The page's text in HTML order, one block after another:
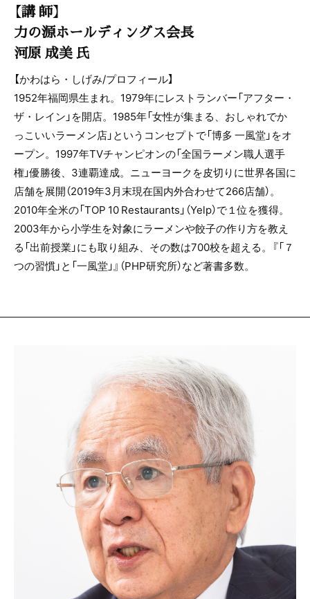
【講 師】
力の源ホールディングス会長
河原 成美 氏
【かわはら・しげみ/プロフィール】
1952年福岡県生まれ。1979年にレストランバー「アフター・
ザ・レイン」を開店。1985年「女性が集まる、おしゃれでか
っこいいラーメン店」というコンセプトで「博多 一風堂」をオ
ープン。1997年TVチャンピオンの「全国ラーメン職人選手
権」優勝後、3連覇達成。ニューヨークを皮切りに世界各国に
店舗を展開（2019年3月末現在国内外合わせて266店舗）。
2010年全米の「TOP 10 Restaurants」（Yelp）で１位を獲得。
2003年から小学生を対象にラーメンや餃子の作り方を教え
る「出前授業」にも取り組み、その数は700校を超える。『「７
つの習慣」と「一風堂」』（PHP研究所）など著書多数。